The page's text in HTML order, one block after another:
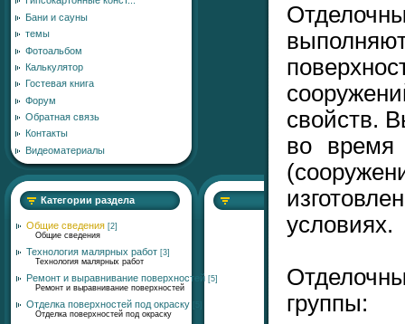
Бани и сауны
темы
Фотоальбом
Калькулятор
Гостевая книга
Форум
Обратная связь
Контакты
Видеоматериалы
Категории раздела
Общие сведения [2]
Общие сведения
Технология малярных работ [3]
Технология малярных работ
Ремонт и выравнивание поверхностей [5]
Ремонт и выравнивание поверхностей
Отделка поверхностей под окраску
Отделка поверхностей под окраску
свойств.
во время
условиях.
группы: